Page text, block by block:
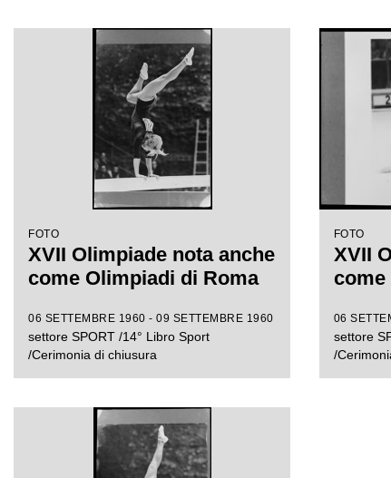
FOTO
XVII Olimpiade nota anche
come Olimpiadi di Roma
06 SETTEMBRE 1960 - 09 SETTEMBRE 1960
settore SPORT /14° Libro Sport
/Cerimonia di chiusura
FOTO
XVII
come
06
settore
/